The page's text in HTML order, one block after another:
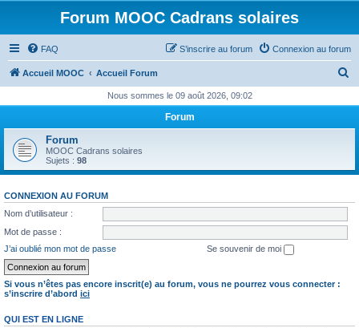
Forum MOOC Cadrans solaires
FAQ Connexion au forum
S’inscrire au forum
Accueil MOOC Accueil Forum
h
r
Nous sommes le 09 août 2026, 09:02
Forum
Forum
MOOC Cadrans solaires
Sujets : 98
CONNEXION AU FORUM
Nom d’utilisateur :
Mot de passe :
J’ai oublié mon mot de passe
Se souvenir de moi
Si vous n’êtes pas encore inscrit(e) au forum, vous ne pourrez vous connecter :
s’inscrire d’abord ici
QUI EST EN LIGNE